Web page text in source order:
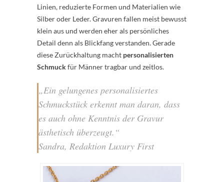
Linien, reduzierte Formen und Materialien wie
Silber oder Leder. Gravuren fallen meist bewusst
klein aus und werden eher als persönliches
Detail denn als Blickfang verstanden. Gerade
diese Zurückhaltung macht personalisierten
Schmuckfür Männer tragbar und zeitlos.
„Ein gelungenes personalisiertes
Schmuckstück erkennt man daran, dass
es auch ohne Kenntnis der Gravur
ästhetisch überzeugt.“
Sandra, Redaktion Luxury First